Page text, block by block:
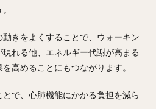
きをよくすることで、ウォーキン
れる他、エネルギー代謝が高まる
高めることにもつながります。
で、心肺機能にかかる負担を減ら